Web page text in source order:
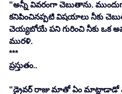
"అన్నీ వివరంగా చెబుతాను.
కనిపించినప్పటి విషయాలు నీకు
చెయ్యబోయే పని గురించి నీకు ఒక
మురళి.
***
ప్రస్తుతం..
"డ్రైవర్ రాజు మాతో ఏం మాట్లాడాడో